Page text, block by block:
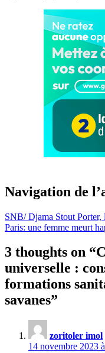
Navigation de
SNB/ Djama Stout
Paris: une femme meurt
3 thoughts on “
universelle :
formations
savanes”
zoritoler imol
14 novembre 2023